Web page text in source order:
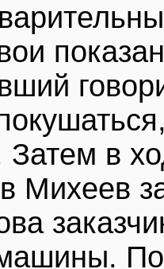
Затем в
Михеев
По